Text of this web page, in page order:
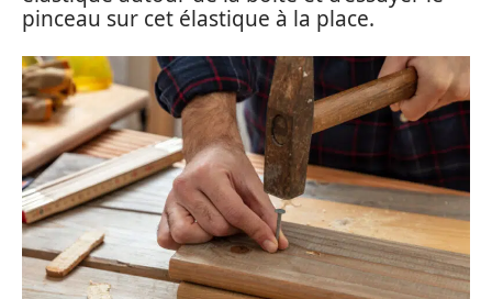
pinceau sur cet élastique à la place.